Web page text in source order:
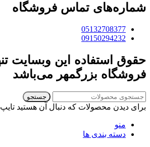
شماره‌های تماس فروشگاه
05132708377
09150294232
حقوق استفاده این وبسایت
فروشگاه بزرگمهر می‌باشد
جستجو
برای دیدن محصولات که دنبال آن هستید تایپ
منو
دسته بندی ها